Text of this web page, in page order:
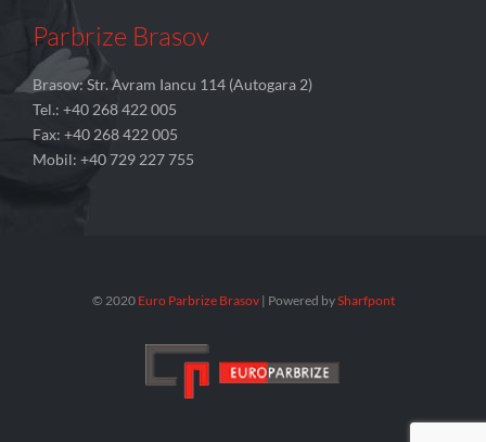
Parbrize Brasov
Brasov: Str. Avram Iancu 114 (Autogara 2)
Tel.: +40 268 422 005
Fax: +40 268 422 005
Mobil: +40 729 227 755
© 2020 Euro Parbrize Brasov | Powered bySharfpont